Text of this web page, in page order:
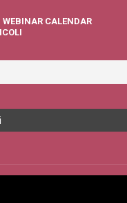
WEBINAR CALENDAR